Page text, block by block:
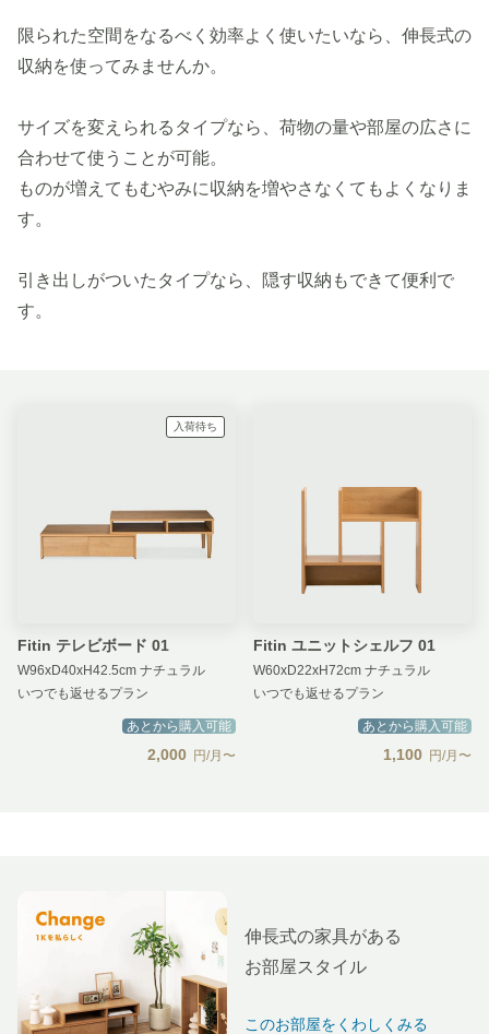
限られた空間をなるべく効率よく使いたいなら、伸長式の
収納を使ってみませんか。
サイズを変えられるタイプなら、荷物の量や部屋の広さに
合わせて使うことが可能。
ものが増えてもむやみに収納を増やさなくてもよくなりま
す。
引き出しがついたタイプなら、隠す収納もできて便利で
す。
入荷待ち
Fitin テレビボード 01
W96xD40xH42.5cm ナチュラル
いつでも返せるプラン
あとから購入可能
2,000 円/月〜
Fitin ユニットシェルフ 01
W60xD22xH72cm ナチュラル
いつでも返せるプラン
あとから購入可能
1,100 円/月〜
伸長式の家具がある
お部屋スタイル
このお部屋をくわしくみる